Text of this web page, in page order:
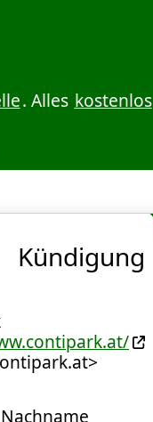
. Alles kostenlos
Kündigung